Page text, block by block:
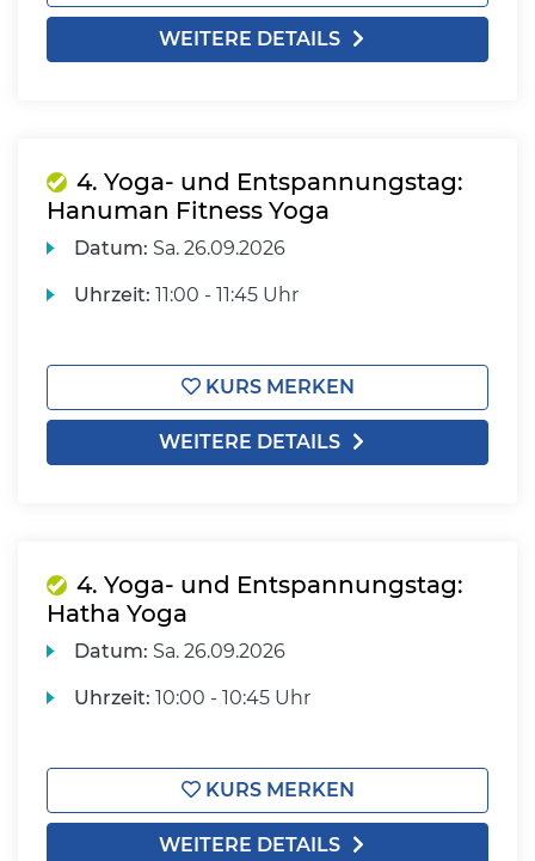
WEITERE DETAILS
4. Yoga- und Entspannungstag:
Hanuman Fitness Yoga
Datum: Sa. 26.09.2026
Uhrzeit: 11:00 - 11:45 Uhr
KURS MERKEN
WEITERE DETAILS
4. Yoga- und Entspannungstag:
Hatha Yoga
Datum: Sa. 26.09.2026
Uhrzeit: 10:00 - 10:45 Uhr
KURS MERKEN
WEITERE DETAILS